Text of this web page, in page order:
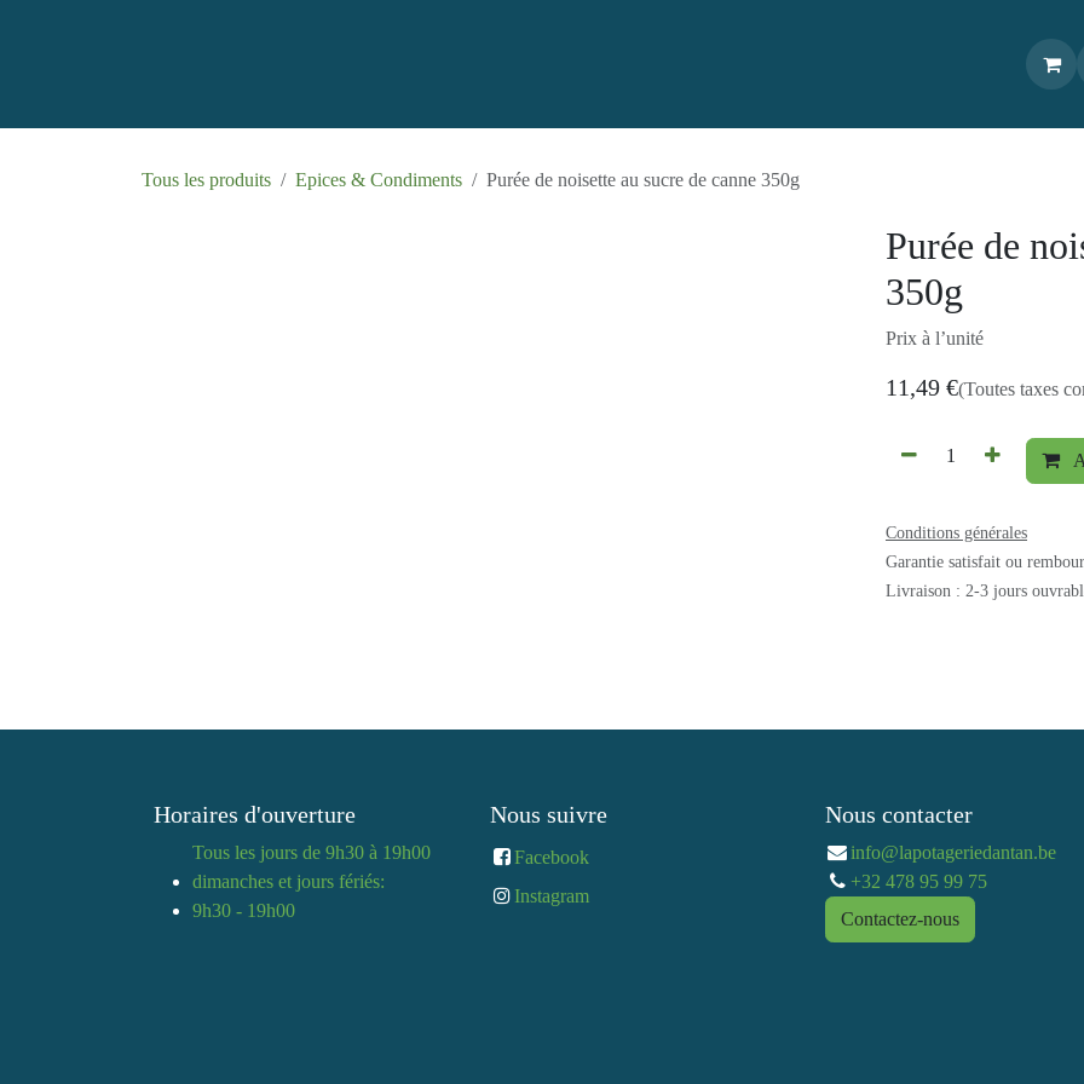
Tous les produits Epices & Condiments Purée de noisette au sucre de canne 350g
Purée de
canne 350g
Prix à l’unité
11,49 €(Toutes taxes
Conditions générales
Garantie satisfait ou
Livraison : 2-3 jours
Horaires d'ouverture
Tous les jours de 9h30 à
19h00
dimanches et jours fériés:
Nous contacter
info@lapotageriedantan.be
+32 478 95 99 75
Contactez-nous
Nous suivre
Facebook
Instagram​